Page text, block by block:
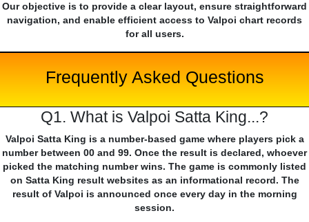
Our objective is to provide a clear layout, ensure straightforward
navigation, and enable efficient access to Valpoi chart records
for all users.
Frequently Asked Questions
Q1. What is Valpoi Satta King...?
Valpoi Satta King is a number-based game where players pick a
number between 00 and 99. Once the result is declared, whoever
picked the matching number wins. The game is commonly listed
on Satta King result websites as an informational record. The
result of Valpoi is announced once every day in the morning
session.